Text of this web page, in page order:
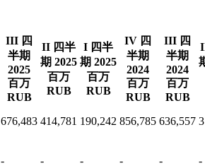
III 四
半期
2025
百万
RUB
II 四半
期 2025
百万
RUB
I 四半
期 2025
百万
RUB
IV 四
半期
2024
百万
RUB
III 四
半期
2024
百万
RUB
676,483 414,781 190,242 856,785 636,557
- - - - - -